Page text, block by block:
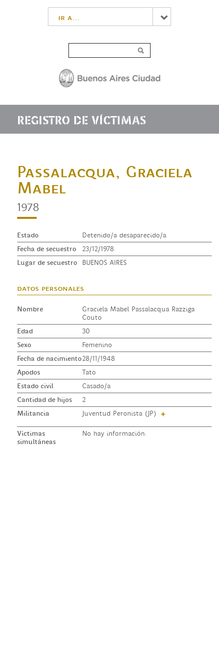
ir a...
REGISTRO DE VÍCTIMAS
Passalacqua, Graciela
Mabel
1978
Estado
Detenido/a desaparecido/a
Fecha de secuestro
23/12/1978
Lugar de secuestro
BUENOS AIRES
datos personales
Nombre
Graciela Mabel Passalacqua Razziga
Couto
Edad
30
Sexo
Femenino
Fecha de nacimiento28/11/1948
Apodos
Tato
Estado civil
Casado/a
Cantidad de hijos
2
Militancia
Juventud Peronista (JP) +
Víctimas
simultáneas
No hay información.